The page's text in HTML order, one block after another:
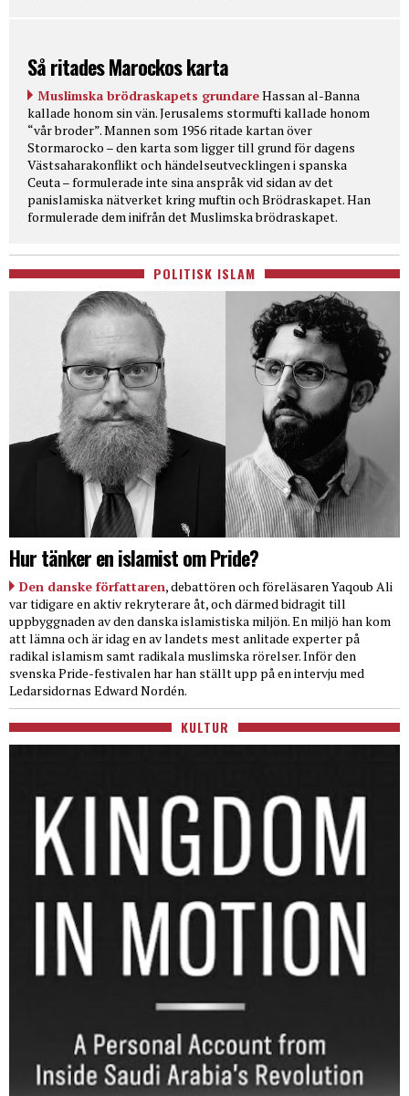
Så ritades Marockos karta
Muslimska brödraskapets grundareHassan al-Banna
kallade honom sin vän. Jerusalems stormufti kallade honom
“vår broder”. Mannen som 1956 ritade kartan över
Stormarocko – den karta som ligger till grund för dagens
Västsaharakonflikt och händelseutvecklingen i spanska
Ceuta – formulerade inte sina anspråk vid sidan av det
panislamiska nätverket kring muftin och Brödraskapet. Han
formulerade dem inifrån det Muslimska brödraskapet.
POLITISK ISLAM
Hur tänker en islamist om Pride?
Den danske författaren, debattören och föreläsaren Yaqoub Ali
var tidigare en aktiv rekryterare åt, och därmed bidragit till
uppbyggnaden av den danska islamistiska miljön. En miljö han kom
att lämna och är idag en av landets mest anlitade experter på
radikal islamism samt radikala muslimska rörelser. Inför den
svenska Pride-festivalen har han ställt upp på en intervju med
Ledarsidornas Edward Nordén.
KULTUR